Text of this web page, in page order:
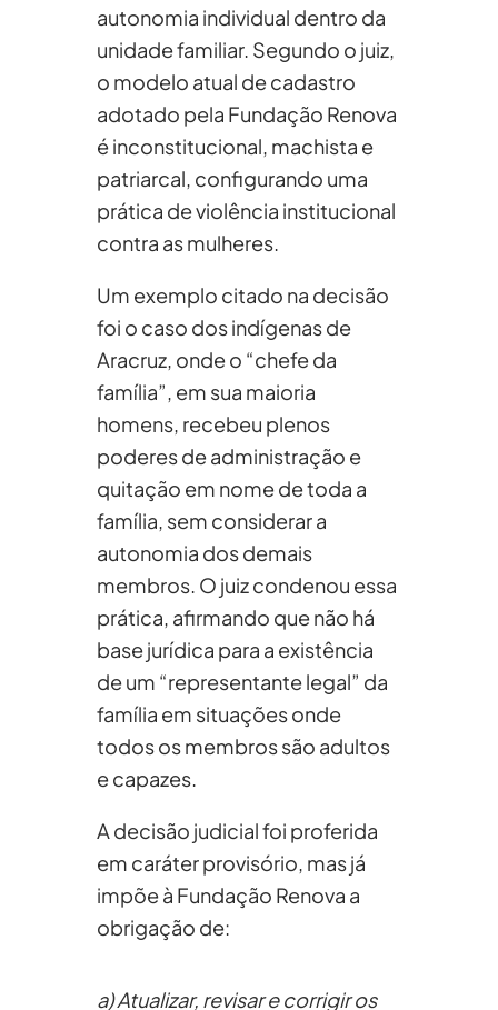
autonomia individual dentro da
unidade familiar. Segundo o juiz,
o modelo atual de cadastro
adotado pela Fundação Renova
é inconstitucional, machista e
patriarcal, configurando uma
prática de violência institucional
contra as mulheres.
Um exemplo citado na decisão
foi o caso dos indígenas de
Aracruz, onde o “chefe da
família”, em sua maioria
homens, recebeu plenos
poderes de administração e
quitação em nome de toda a
família, sem considerar a
autonomia dos demais
membros. O juiz condenou essa
prática, afirmando que não há
base jurídica para a existência
de um “representante legal” da
família em situações onde
todos os membros são adultos
e capazes.
A decisão judicial foi proferida
em caráter provisório, mas já
impõe à Fundação Renova a
obrigação de:
a) Atualizar, revisar e corrigir os